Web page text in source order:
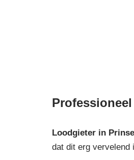
Loodgieter in
dat dit erg vervelend